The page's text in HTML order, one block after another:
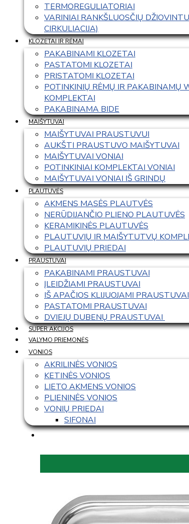
TERMOREGULIATORIAI
VARINIAI RANKŠLUOSČIŲ
CIRKULIACIJA)
KLOZETAI IR RĖMAI
PAKABINAMI KLOZETAI
PASTATOMI KLOZETAI
PRISTATOMI KLOZETAI
POTINKINIŲ RĖMŲ IR PAKABINAMŲ
KOMPLEKTAI
PAKABINAMA BIDE
MAIŠYTUVAI
MAIŠYTUVAI PRAUSTUVUI
AUKŠTI PRAUSTUVO MAIŠYTUVAI
MAIŠYTUVAI VONIAI
POTINKINIAI KOMPLEKTAI VONIAI
MAIŠYTUVAI VONIAI IŠ GRINDŲ
PLAUTUVĖS
AKMENS MASĖS PLAUTVĖS
NERŪDIJANČIO PLIENO PLAUTUVĖS
KERAMIKINĖS PLAUTUVĖS
PLAUTUVIŲ IR MAIŠYTUTVŲ
PLAUTUVIŲ PRIEDAI
PRAUSTUVAI
PAKABINAMI PRAUSTUVAI
ĮLEIDŽIAMI PRAUSTUVAI
IŠ APAČIOS KLIJUOJAMI PRAUSTUVAI
PASTATOMI PRAUSTUVAI
DVIEJŲ DUBENŲ PRAUSTUVAI
SUPER AKCIJOS
VALYMO PRIEMONĖS
VONIOS
AKRILINĖS VONIOS
KETINĖS VONIOS
LIETO AKMENS VONIOS
PLIENINĖS VONIOS
VONIŲ PRIEDAI
SIFONAI